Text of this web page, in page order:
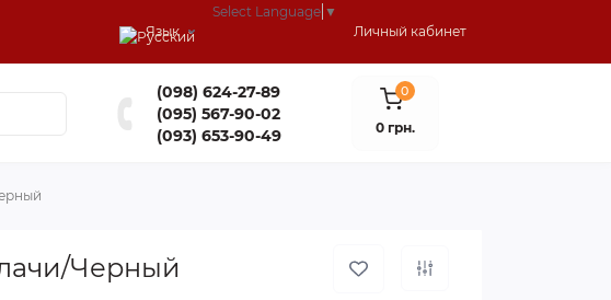
Язык
Select Language ▼
Личный кабинет
(098) 624-27-89
(095) 567-90-02
(093) 653-90-49
0
0 грн.
Черный